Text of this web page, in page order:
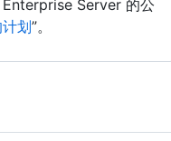
Server 的公
划”。